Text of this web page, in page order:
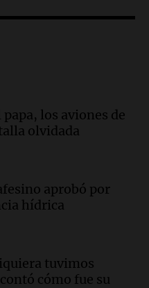
sustentable
con un niño
mucho el teléfono?
con dos
los aviones de
olvidada
aprobó por
hídrica
tuvimos
cómo fue su